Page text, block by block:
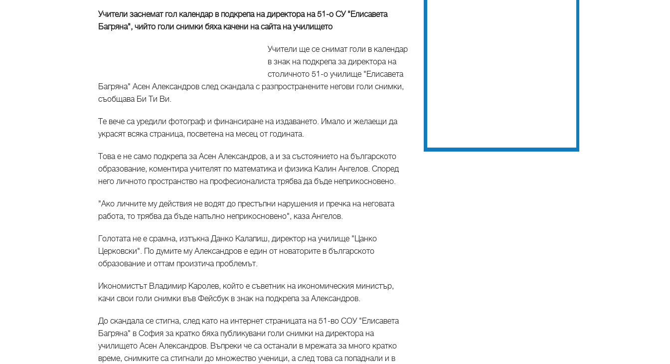
Учители заснемат гол календар в подкрепа на директора на 51-о СУ "Елисавета
Багряна", чийто голи снимки бяха качени на сайта на училището
Учители ще се снимат голи в календар
в знак на подкрепа за директора на
столичното 51-о училище "Елисавета
Багряна" Асен Александров след скандала с разпространените негови голи снимки,
съобщава Би Ти Ви.
Те вече са уредили фотограф и финансиране на издаването. Имало и желаещи да
украсят всяка страница, посветена на месец от годината.
Това е не само подкрепа за Асен Александров, а и за състоянието на българското
образование, коментира учителят по математика и физика Калин Ангелов. Според
него личното пространство на професионалиста трябва да бъде неприкосновено.
"Ако личните му действия не водят до престъпни нарушения и пречка на неговата
работа, то трябва да бъде напълно неприкосновено", каза Ангелов.
Голотата не е срамна, изтъкна Данко Калапиш, директор на училище "Цанко
Церковски". По думите му Александров е един от новаторите в българското
образование и оттам произтича проблемът.
Икономистът Владимир Каролев, който е съветник на икономическия министър,
качи свои голи снимки във Фейсбук в знак на подкрепа за Александров.
До скандала се стигна, след като на интернет страницата на 51-во СОУ "Елисавета
Багряна" в София за кратко бяха публикувани голи снимки на директора на
училището Асен Александров. Въпреки че са останали в мрежата за много кратко
време, снимките са стигнали до множество ученици, а след това са попаднали и в